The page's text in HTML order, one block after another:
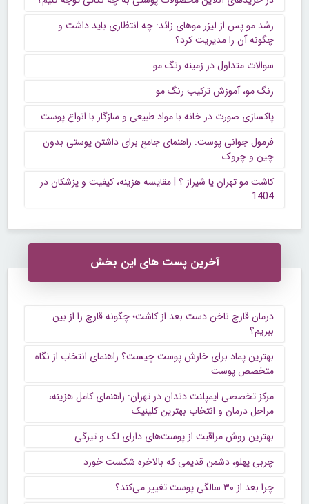
رشد مو پس از لیزر موهای زائد: چه انتظاری باید داشت و
چگونه آن را مدیریت کرد؟
سوالات متداول در زمینه رنگ مو
رنگ مو، آموزش ترکیب رنگ مو
پاکسازی صورت در خانه با مواد طبیعی و سازگار با انواع پوست
فرمول جوانی پوست: راهنمای جامع برای داشتن پوستی بدون
چین و چروک
کاشت مو تهران یا شیراز ؟ | مقایسه هزینه، کیفیت و پزشکان در
1404
آخرین پست های این بخش
درمان قارچ ناخن دست بعد از کاشت؛ چگونه قارچ را از بین
ببریم؟
بهترین پماد برای خارش پوست چیست؟ راهنمای انتخاب از نگاه
متخصص پوست
مرکز تخصصی ایمپلنت دندان در تهران: راهنمای کامل هزینه،
مراحل درمان و انتخاب بهترین کلینیک
بهترین روش مراقبت از پوست‌های دارای لک و تیرگی
چربی پهلو، دشمن قدیمی که بالاخره شکست خورد
چرا بعد از ۳۰ سالگی پوست تغییر می‌کند؟